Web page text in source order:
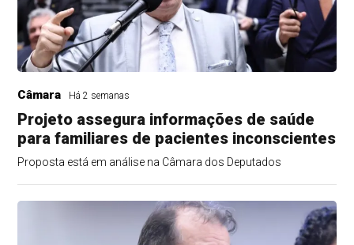
Câmara Há 2 semanas
Projeto assegura informações de saúde
para familiares de pacientes inconscientes
Proposta está em análise na Câmara dos Deputados